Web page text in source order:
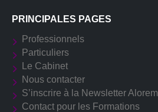
PRINCIPALES PAGES
Professionnels
Particuliers
Le Cabinet
Nous contacter
S’inscrire à la Newsletter Alorem
Contact pour les Formations